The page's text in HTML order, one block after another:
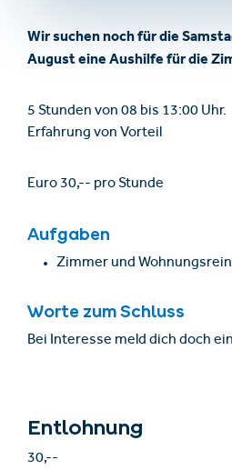
Wir suchen noch für die
August eine Aushilfe für die
5 Stunden von 08 bis 13:00 Uhr.
Erfahrung von Vorteil
Euro 30,-- pro Stunde
Aufgaben
Zimmer und
Worte zum Schluss
Bei Interesse meld dich doch
Entlohnung
30,--